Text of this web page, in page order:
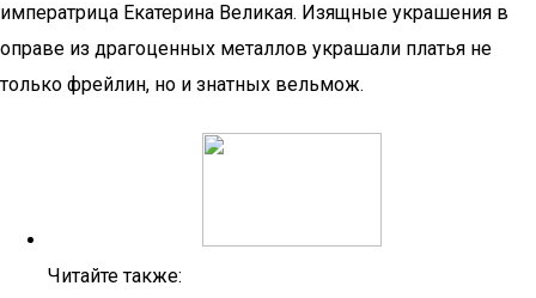
императрица Екатерина Великая. Изящные украшения в
оправе из драгоценных металлов украшали платья не
только фрейлин, но и знатных вельмож.
Читайте также: